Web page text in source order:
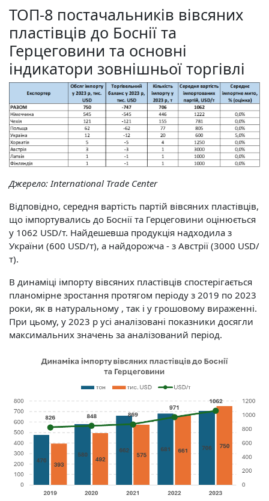
ТОП-8 постачальників вівсяних
пластівців до Боснії та
Герцеговини та основні
індикатори зовнішньої торгівлі
Джерело: International Trade Center
Відповідно, середня вартість партій вівсяних пластівців,
що імпортувались до Боснії та Герцеговини оцінюється
у 1062 USD/т. Найдешевша продукція надходила з
України (600 USD/т), а найдорожча - з Австрії (3000 USD/
т).
В динаміці імпорту вівсяних пластівців спостерігається
планомірне зростання протягом періоду з 2019 по 2023
роки, як в натуральному , так і у грошовому вираженні.
При цьому, у 2023 р усі аналізовані показники досягли
максимальних значень за аналізований період.